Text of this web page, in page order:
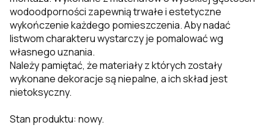
wodoodporności zapewnią trwałe i estetyczne
wykończenie każdego pomieszczenia. Aby nadać
listwom charakteru wystarczy je pomalować wg
własnego uznania.
Należy pamiętać, że materiały z których zostały
wykonane dekoracje są niepalne, a ich skład jest
nietoksyczny.
Stan produktu: nowy.